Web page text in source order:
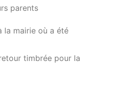
parents
la mairie où a été
timbrée pour la